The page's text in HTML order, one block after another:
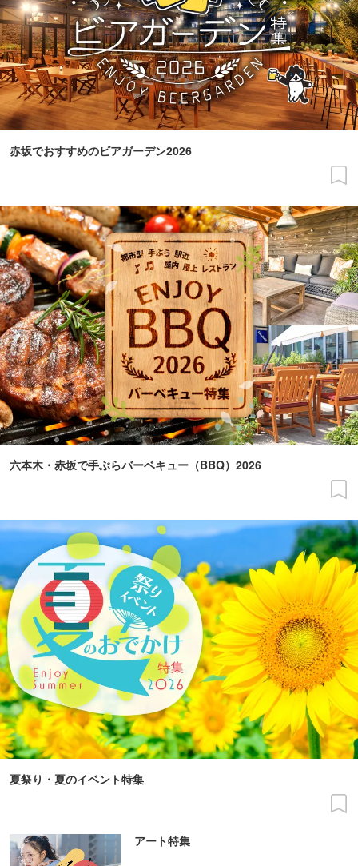
赤坂でおすすめのビアガーデン2026
六本木・赤坂で手ぶらバーベキュー（BBQ）2026
夏祭り・夏のイベント特集
アート特集